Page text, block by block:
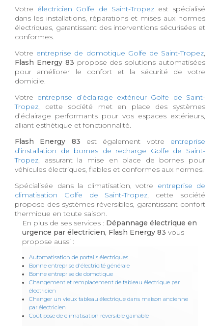
Votre électricien Golfe de Saint-Tropezest spécialisé
dans les installations, réparations et mises aux normes
électriques, garantissant des interventions sécurisées et
conformes.
Votre entreprise de domotique Golfe de Saint-Tropez
Flash Energy 83 propose des solutions automatisées
pour améliorer le confort et la sécurité de votre
domicile.
Votre entreprise d’éclairage extérieur Golfe de Saint-
Tropez , cette société met en place des systèmes
d’éclairage performants pour vos espaces extérieurs,
alliant esthétique et fonctionnalité.
Flash Energy 83 est également votre entreprise
d’installation de bornes de recharge Golfe de Saint-
Tropez , assurant la mise en place de bornes pour
véhicules électriques, fiables et conformes aux normes.
Spécialisée dans la climatisation, votre entreprise de
climatisation Golfe de Saint-Tropez , cette société
propose des systèmes réversibles, garantissant confort
thermique en toute saison.
En plus de ses services : Dépannage électrique en
urgence par électricien, Flash Energy 83 vous
propose aussi :
Automatisation de portails électriques
Bonne entreprise d'électricité générale
Bonne entreprise de domotique
Changement et remplacement de tableau électrique par
électricien
Changer un vieux tableau électrique dans maison ancienne
par électricien
Coût pose de climatisation réversible gainable